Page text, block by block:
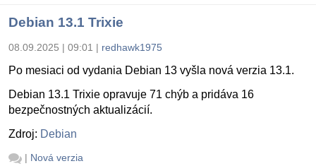
Debian 13.1 Trixie
08.09.2025 | 09:01 | redhawk1975
Po mesiaci od vydania Debian 13 vyšla nová verzia 13.1.
Debian 13.1 Trixie opravuje 71 chýb a pridáva 16
bezpečnostných aktualizácií.
Zdroj: Debian
| Nová verzia